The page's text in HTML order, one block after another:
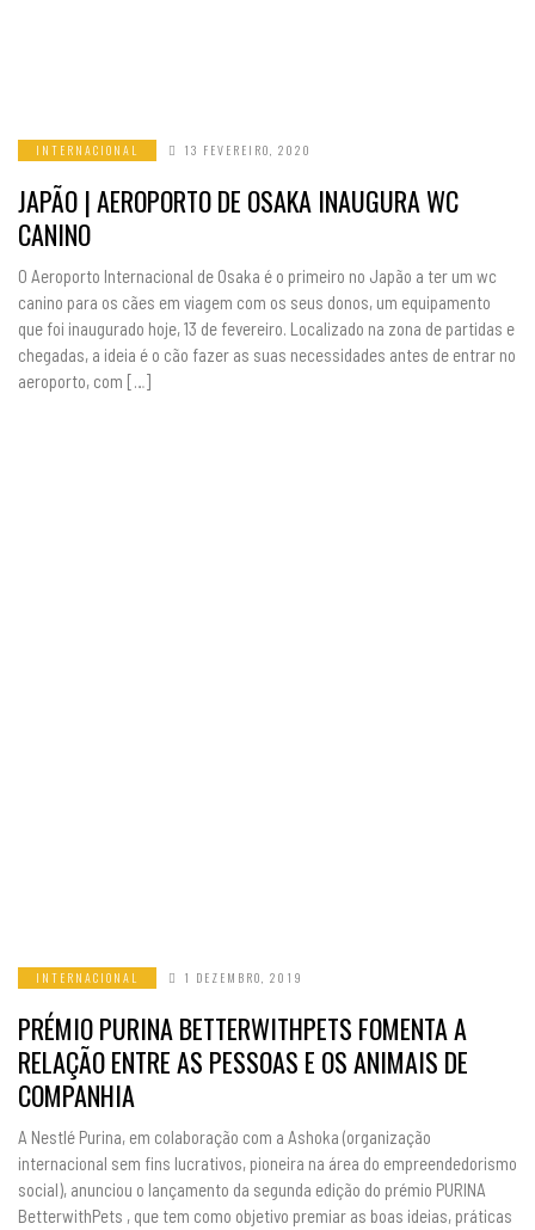
INTERNACIONAL 13 FEVEREIRO, 2020
JAPÃO | AEROPORTO DE OSAKA INAUGURA WC
CANINO
O Aeroporto Internacional de Osaka é o primeiro no Japão a ter um wc
canino para os cães em viagem com os seus donos, um equipamento
que foi inaugurado hoje, 13 de fevereiro. Localizado na zona de partidas e
chegadas, a ideia é o cão fazer as suas necessidades antes de entrar no
aeroporto, com […]
INTERNACIONAL 1 DEZEMBRO, 2019
PRÉMIO PURINA BETTERWITHPETS FOMENTA A
RELAÇÃO ENTRE AS PESSOAS E OS ANIMAIS DE
COMPANHIA
A Nestlé Purina, em colaboração com a Ashoka (organização
internacional sem fins lucrativos, pioneira na área do empreendedorismo
social), anunciou o lançamento da segunda edição do prémio PURINA
BetterwithPets , que tem como objetivo premiar as boas ideias, práticas